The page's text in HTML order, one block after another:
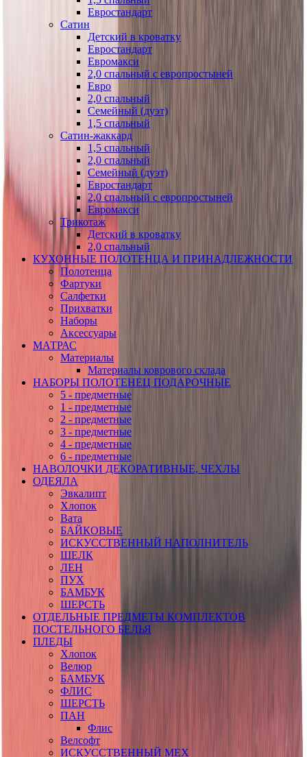
Евростандарт
Сатин
Детский в кроватку
Евростандарт
Евромакси
2,0 спальный с европростыней
Евро
2,0 спальный
Семейный (дуэт)
1,5 спальный
Сатин-жаккард
1,5 спальный
2,0 спальный
Семейный (дуэт)
Евростандарт
2,0 спальный с европростыней
Евромакси
Трикотаж
Детский в кроватку
2,0 спальный
КУХОННЫЕ ПОЛОТЕНЦА И ПРИНАДЛЕЖНОСТИ
Полотенца
Фартуки
Салфетки
Прихватки
Наборы
Аксессуары
МАТРАС
Материалы
Материалы коврового склада
НАБОРЫ ПОЛОТЕНЕЦ ПОДАРОЧНЫЕ
5 - предметные
1 - предметные
2 - предметные
3 - предметные
4 - предметные
6 - предметные
НАВОЛОЧКИ ДЕКОРАТИВНЫЕ, ЧЕХЛЫ
ОДЕЯЛА
Эвкалипт
Хлопок
Вата
БАЙКОВЫЕ
ИСКУССТВЕННЫЙ НАПОЛНИТЕЛЬ
ШЕЛК
ЛЕН
ПУХ
БАМБУК
ШЕРСТЬ
ОТДЕЛЬНЫЕ ПРЕДМЕТЫ КОМПЛЕКТОВ
ПОСТЕЛЬНОГО БЕЛЬЯ
ПЛЕДЫ
Хлопок
Велюр
БАМБУК
ФЛИС
ШЕРСТЬ
ПАН
Флис
Велсофт
ИСКУССТВЕННЫЙ МЕХ